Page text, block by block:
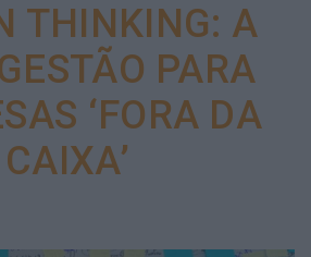
THINKING: A
PARA
‘FORA DA
CAIXA’